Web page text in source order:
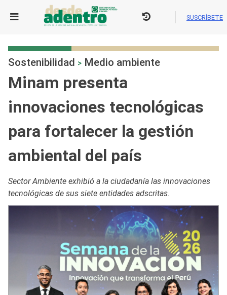
SUSCRÍBETE
Sostenibilidad > Medio ambiente
Minam presenta
innovaciones tecnológicas
para fortalecer la gestión
ambiental del país
Sector Ambiente exhibió a la ciudadanía las innovaciones
tecnológicas de sus siete entidades adscritas.